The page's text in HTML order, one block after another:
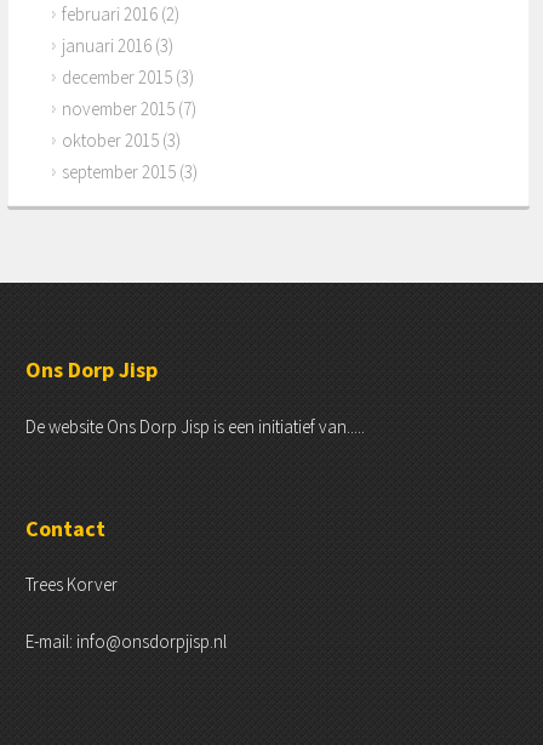
februari 2016 (2)
januari 2016 (3)
december 2015 (3)
november 2015 (7)
oktober 2015 (3)
september 2015 (3)
Ons Dorp Jisp
De website Ons Dorp Jisp is een initiatief van.....
Contact
Trees Korver
E-mail: info@onsdorpjisp.nl